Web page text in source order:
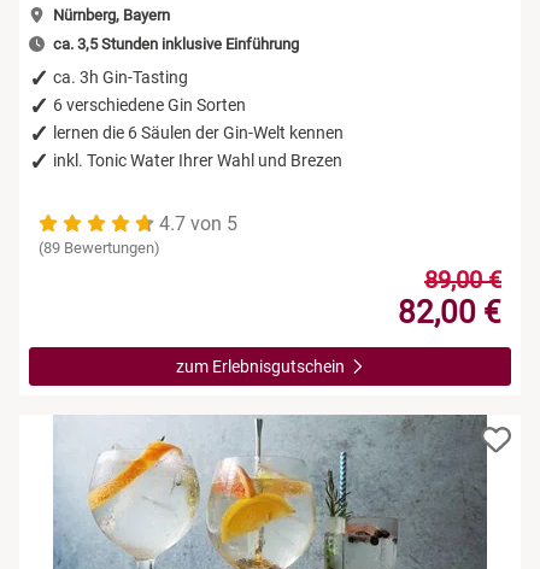
Nürnberg, Bayern
ca. 3,5 Stunden inklusive Einführung
ca. 3h Gin-Tasting
6 verschiedene Gin Sorten
lernen die 6 Säulen der Gin-Welt kennen
inkl. Tonic Water Ihrer Wahl und Brezen
4.7 von 5
(89 Bewertungen)
89,00 €
82,00 €
zum Erlebnisgutschein